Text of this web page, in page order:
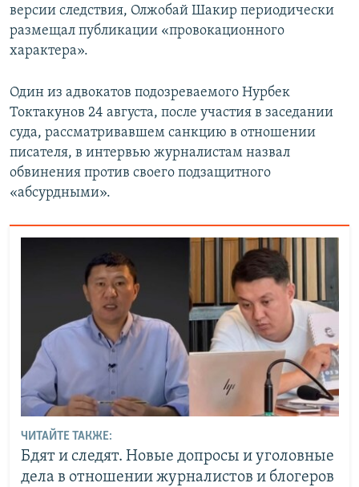
версии следствия, Олжобай Шакир периодически
размещал публикации «провокационного
характера».
Один из адвокатов подозреваемого Нурбек
Токтакунов 24 августа, после участия в заседании
суда, рассматривавшем санкцию в отношении
писателя, в интервью журналистам назвал
обвинения против своего подзащитного
«абсурдными».
ЧИТАЙТЕ ТАКЖЕ:
Бдят и следят. Новые допросы и уголовные
дела в отношении журналистов и блогеров